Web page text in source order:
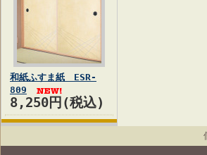
和紙ふすま紙 ESR-
809
8,250円(税込)